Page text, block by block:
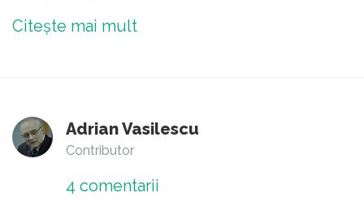
Citește mai mult
Adrian Vasilescu
Contributor
4 comentarii